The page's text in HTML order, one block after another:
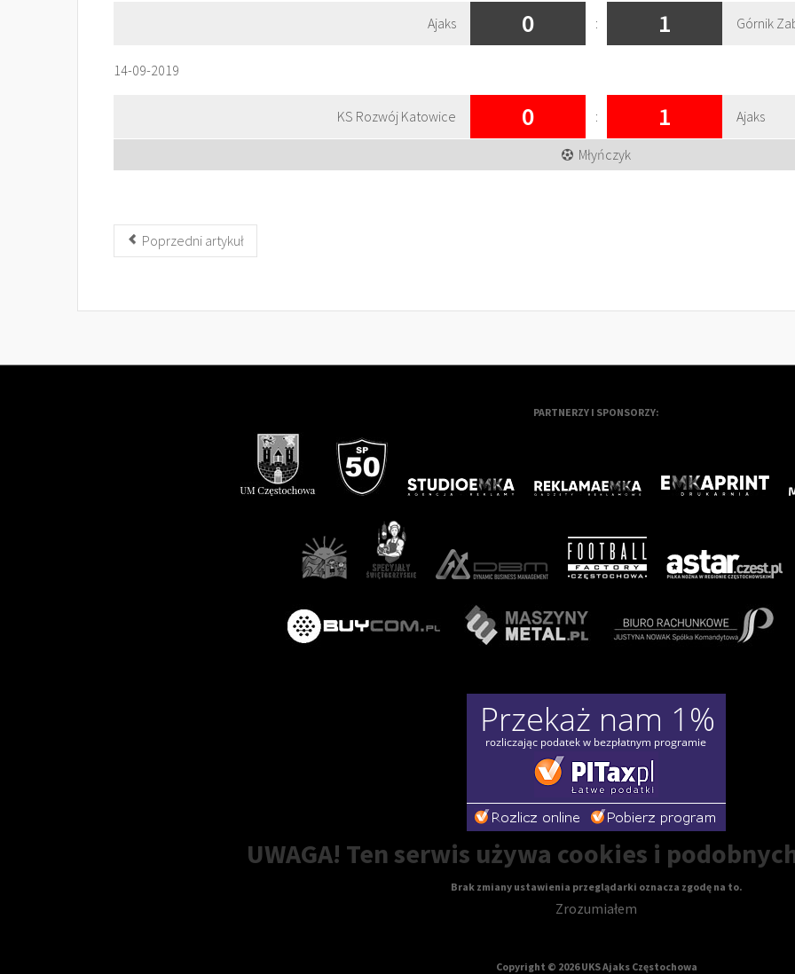
Ajaks 0 : 1 Górnik
14-09-2019
KS Rozwój Katowice 0 : 1 Ajaks
Młyńczyk
Poprzedni artykuł
PARTNERZY I SPONSORZY:
UWAGA! Ten serwis używa cookies i
Brak zmiany ustawienia przeglądarki oznacza zgodę na to.
Zrozumiałem
Copyright © 2026 UKS Ajaks Częstochowa